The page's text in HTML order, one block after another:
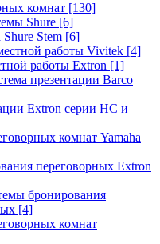
комнат [130]
Shure [6]
Stem [6]
работы Vivitek [4]
работы Extron [1]
презентации Barco
Extron серии HC и
комнат Yamaha
переговорных Extron
бронирования
[4]
комнат